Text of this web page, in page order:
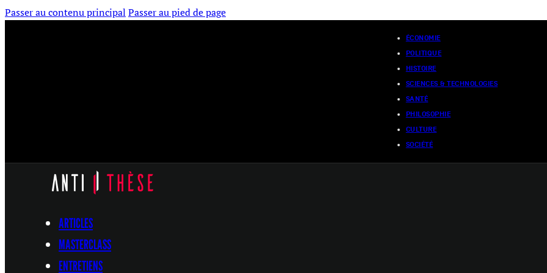
Passer au contenu principal Passer au pied de page
ÉCONOMIE
POLITIQUE
HISTOIRE
SCIENCES & TECHNOLOGIES
SANTÉ
PHILOSOPHIE
CULTURE
SOCIÉTÉ
ARTICLES
MASTERCLASS
ENTRETIENS